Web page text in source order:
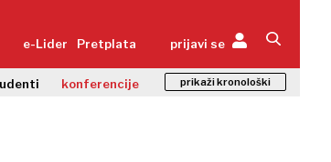
e-Lider Pretplata prijavi se
konferencije prikaži kronološki